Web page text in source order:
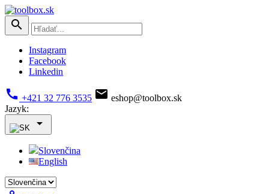

Instagram
Facebook
Linkedin
 +421 32 776 3535  eshop@toolbox.sk
Jazyk:

Slovenčina
English